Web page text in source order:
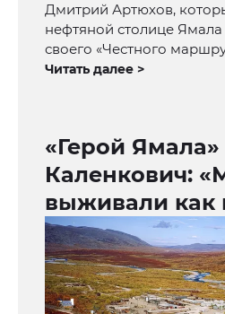
Дмитрий Артюхов,
нефтяной столице
своего «Честного
Читать далее >
«Герой
Каленкович:
выживали как